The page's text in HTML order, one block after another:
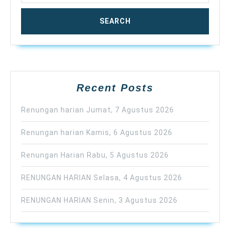
Recent Posts
Renungan harian Jumat, 7 Agustus 2026
Renungan harian Kamis, 6 Agustus 2026
Renungan Harian Rabu, 5 Agustus 2026
RENUNGAN HARIAN Selasa, 4 Agustus 2026
RENUNGAN HARIAN Senin, 3 Agustus 2026